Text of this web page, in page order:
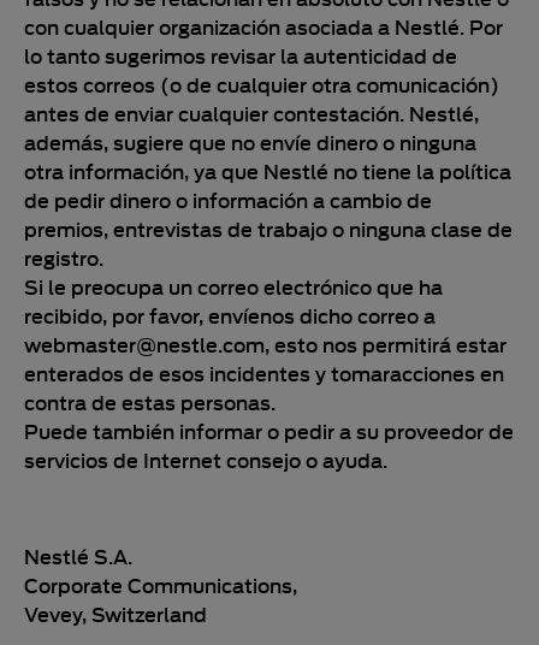
con cualquier organización asociada a Nestlé. Por
lo tanto sugerimos revisar la autenticidad de
estos correos (o de cualquier otra comunicación)
antes de enviar cualquier contestación. Nestlé,
además, sugiere que no envíe dinero o ninguna
otra información, ya que Nestlé no tiene la política
de pedir dinero o información a cambio de
premios, entrevistas de trabajo o ninguna clase de
registro.
Si le preocupa un correo electrónico que ha
recibido, por favor, envíenos dicho correo a
webmaster@nestle.com, esto nos permitirá estar
enterados de esos incidentes y tomaracciones en
contra de estas personas.
Puede también informar o pedir a su proveedor de
servicios de Internet consejo o ayuda.
Nestlé S.A.
Corporate Communications,
Vevey, Switzerland